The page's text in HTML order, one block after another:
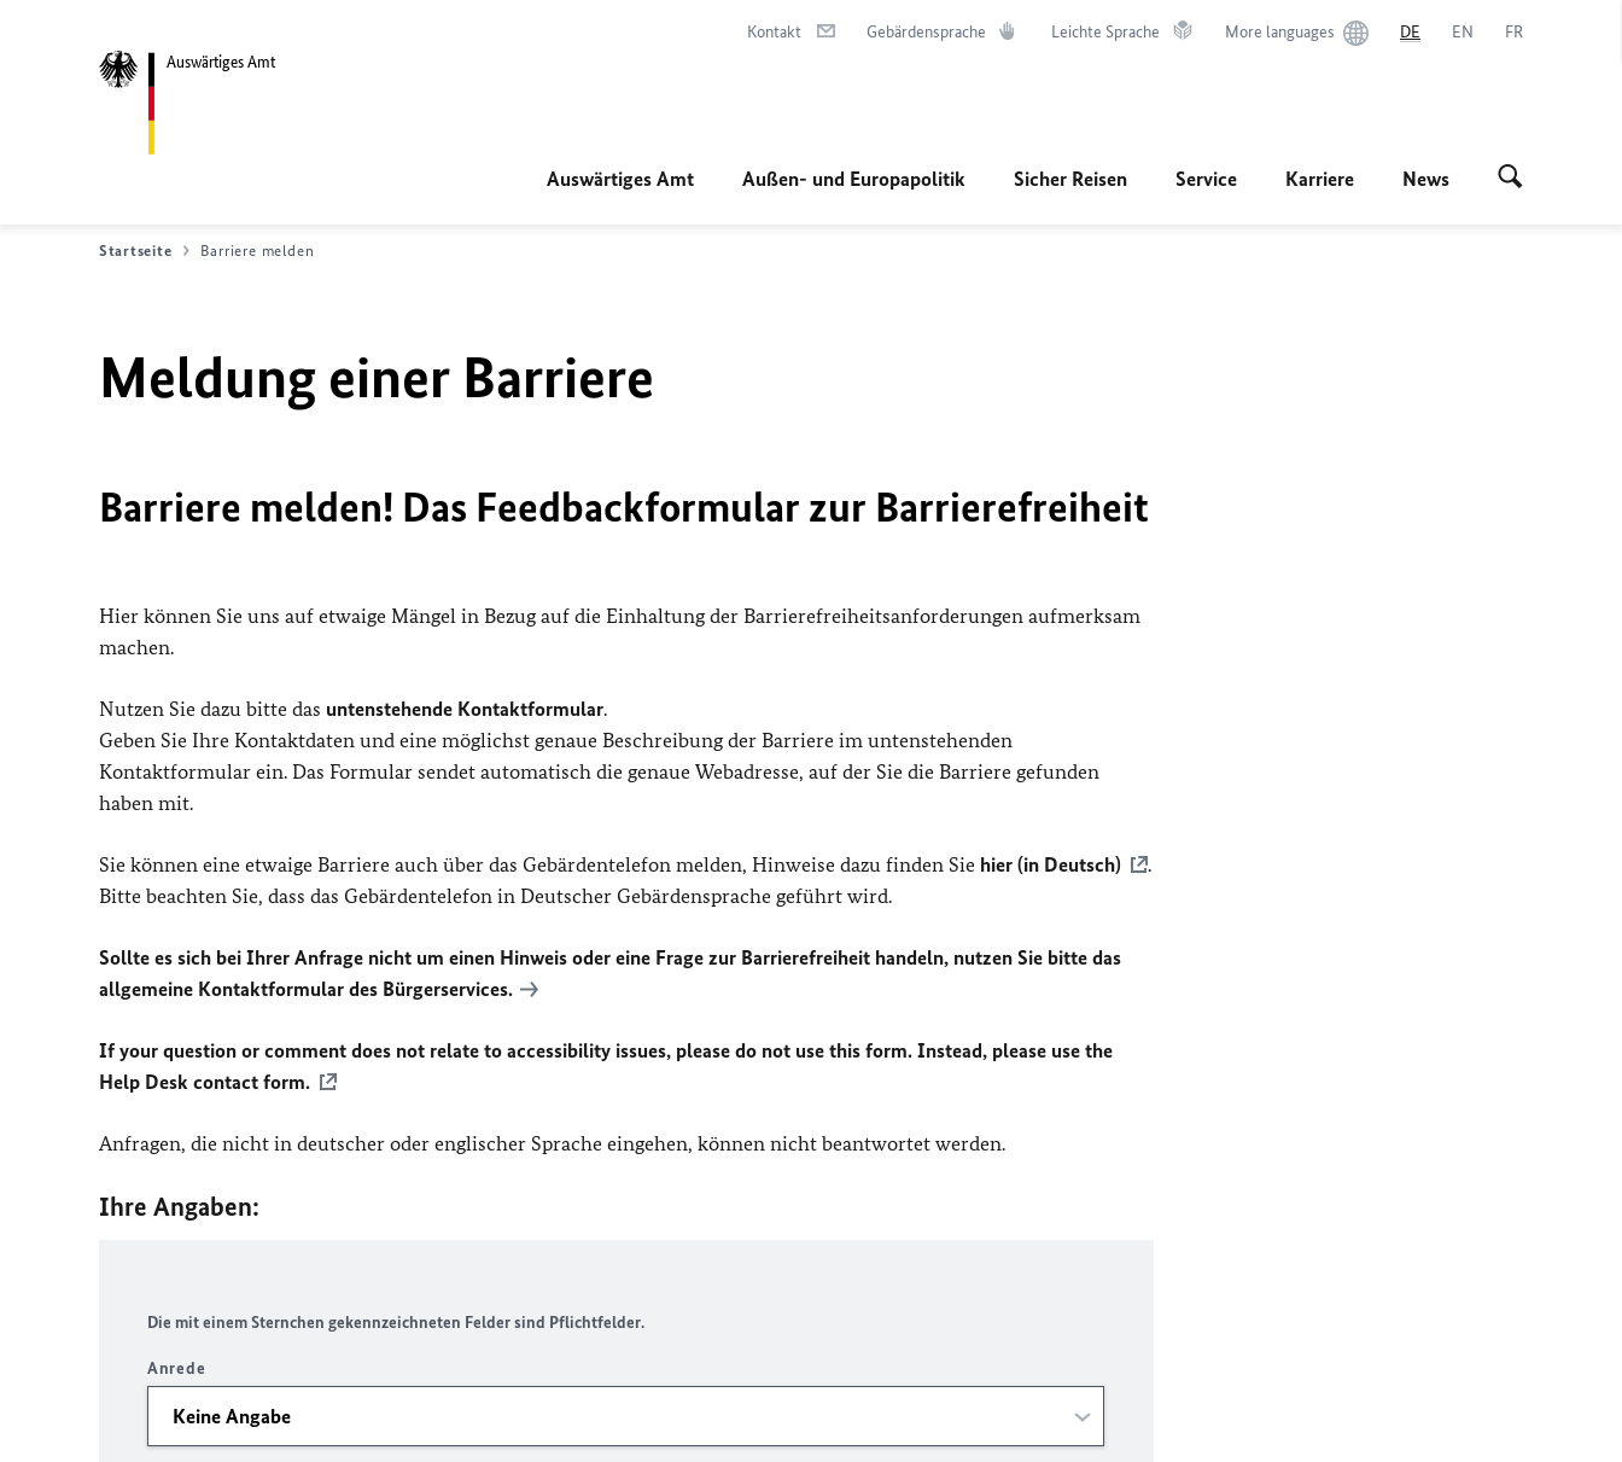
Auswärtiges Amt
Kontakt Gebärdensprache Leichte Sprache More languages DE EN FR
Auswärtiges Amt Außen- und Europapolitik Sicher Reisen Service Karriere News
Startseite Barriere melden
Meldung einer Barriere
Barriere melden! Das Feedbackformular zur Barrierefreiheit
Hier können Sie uns auf etwaige Mängel in Bezug auf die Einhaltung der Barrierefreiheitsanforderungen aufmerksam
machen.
Nutzen Sie dazu bitte das untenstehende Kontaktformular.
Geben Sie Ihre Kontaktdaten und eine möglichst genaue Beschreibung der Barriere im untenstehenden
Kontaktformular ein. Das Formular sendet automatisch die genaue Webadresse, auf der Sie die Barriere gefunden
haben mit.
Sie können eine etwaige Barriere auch über das Gebärdentelefon melden, Hinweise dazu finden Sie hier (in Deutsch)
.
Bitte beachten Sie, dass das Gebärdentelefon in Deutscher Gebärdensprache geführt wird.
Sollte es sich bei Ihrer Anfrage nicht um einen Hinweis oder eine Frage zur Barrierefreiheit handeln, nutzen Sie bitte das
allgemeine Kontaktformular des Bürgerservices.
If your question or comment does not relate to accessibility issues, please do not use this form. Instead, please use the
Help Desk contact form.
Anfragen, die nicht in deutscher oder englischer Sprache eingehen, können nicht beantwortet werden.
Ihre Angaben:
Die mit einem Sternchen gekennzeichneten Felder sind Pflichtfelder.
Anrede